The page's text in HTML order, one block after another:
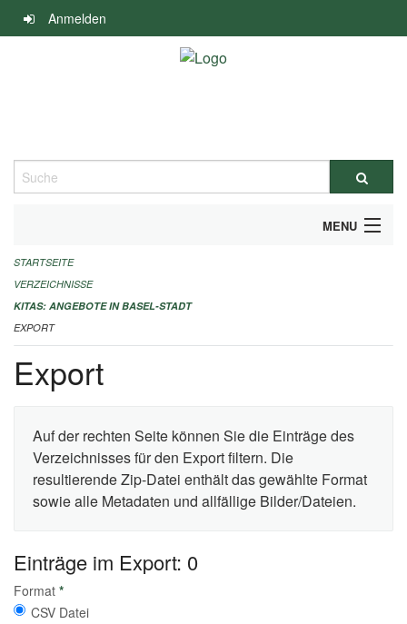
Navigation
überspringen
Anmelden
Suche
MENU
ALLGEMEINE INFORMATIONEN
IMPRESSUM
STARTSEITE
VERZEICHNISSE
KITAS: ANGEBOTE IN BASEL-STADT
EXPORT
Export
Auf der rechten Seite können Sie die Einträge des
Verzeichnisses für den Export filtern. Die
resultierende Zip-Datei enthält das gewählte Format
sowie alle Metadaten und allfällige Bilder/Dateien.
Einträge im Export: 0
Format *
CSV Datei